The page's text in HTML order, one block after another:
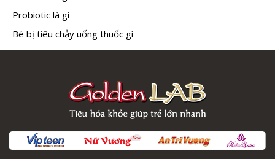
Probiotic là gì
Bé bị tiêu chảy uống thuốc gì